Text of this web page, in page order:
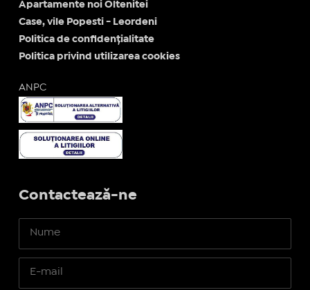
Apartamente noi Oltenitei
Case, vile Popesti - Leordeni
Politica de confidențialitate
Politica privind utilizarea cookies
ANPC
Contactează-ne